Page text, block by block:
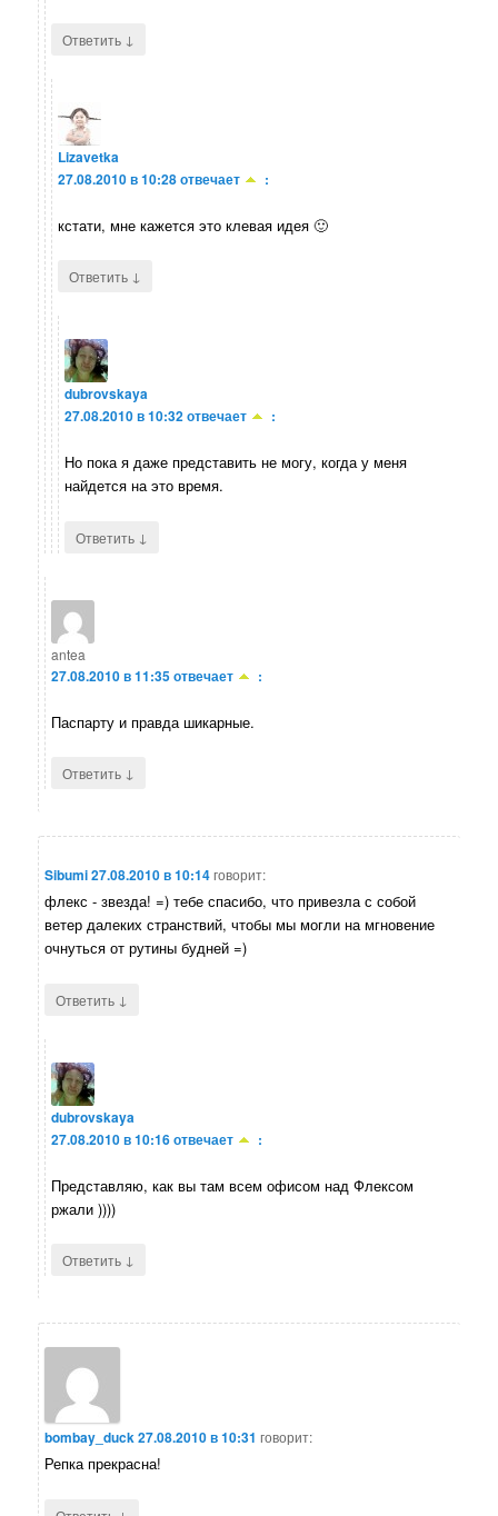
Ответить ↓
Lizavetka
27.08.2010 в 10:28отвечает :
кстати, мне кажется это клевая идея 🙂
Ответить ↓
dubrovskaya
27.08.2010 в 10:32отвечает :
Но пока я даже представить не могу, когда у меня
найдется на это время.
Ответить ↓
antea
27.08.2010 в 11:35отвечает :
Паспарту и правда шикарные.
Ответить ↓
Sibumi27.08.2010 в 10:14говорит:
флекс - звезда! =) тебе спасибо, что привезла с собой
ветер далеких странствий, чтобы мы могли на мгновение
очнуться от рутины будней =)
Ответить ↓
dubrovskaya
27.08.2010 в 10:16отвечает :
Представляю, как вы там всем офисом над Флексом
ржали ))))
Ответить ↓
bombay_duck27.08.2010 в 10:31 говорит:
Репка прекрасна!